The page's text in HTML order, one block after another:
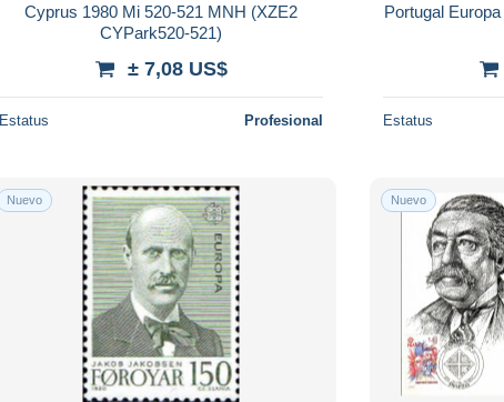
Cyprus 1980 Mi 520-521 MNH (XZE2
CYPark520-521)
± 7,08 US$
Estatus Profesional Estatus
Nuevo Nuevo